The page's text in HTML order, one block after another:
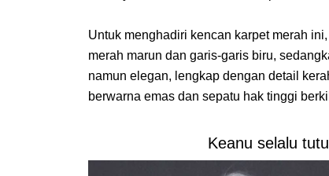
Untuk menghadiri kencan karpet merah
merah marun dan garis-garis biru,
namun elegan, lengkap dengan detail
berwarna emas dan sepatu hak tinggi
Keanu selalu